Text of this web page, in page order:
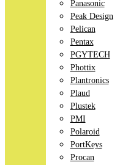
Panasonic
Peak Design
Pelican
Pentax
PGYTECH
Phottix
Plantronics
Plaud
Plustek
PMI
Polaroid
PortKeys
Procan